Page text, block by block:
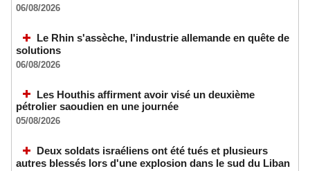
06/08/2026
Le Rhin s'assèche, l'industrie allemande en quête de
solutions
06/08/2026
Les Houthis affirment avoir visé un deuxième
pétrolier saoudien en une journée
05/08/2026
Deux soldats israéliens ont été tués et plusieurs
autres blessés lors d'une explosion dans le sud du Liban